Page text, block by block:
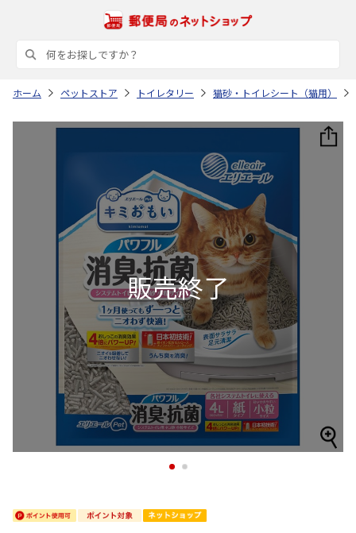
ホーム ペットストア トイレタリー 猫砂・トイレシート（猫用）
1 2